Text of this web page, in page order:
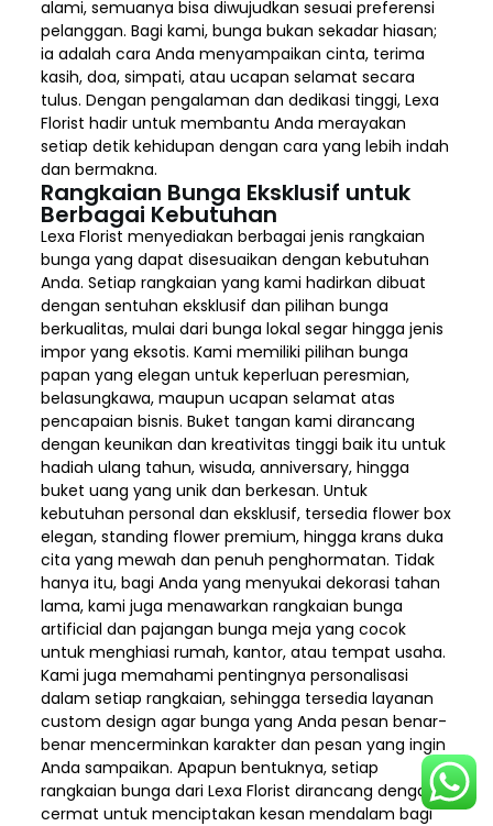
alami, semuanya bisa diwujudkan sesuai preferensi
pelanggan. Bagi kami, bunga bukan sekadar hiasan;
ia adalah cara Anda menyampaikan cinta, terima
kasih, doa, simpati, atau ucapan selamat secara
tulus. Dengan pengalaman dan dedikasi tinggi, Lexa
Florist hadir untuk membantu Anda merayakan
setiap detik kehidupan dengan cara yang lebih indah
dan bermakna.
Rangkaian Bunga Eksklusif untuk
Berbagai Kebutuhan
Lexa Florist menyediakan berbagai jenis rangkaian
bunga yang dapat disesuaikan dengan kebutuhan
Anda. Setiap rangkaian yang kami hadirkan dibuat
dengan sentuhan eksklusif dan pilihan bunga
berkualitas, mulai dari bunga lokal segar hingga jenis
impor yang eksotis. Kami memiliki pilihan bunga
papan yang elegan untuk keperluan peresmian,
belasungkawa, maupun ucapan selamat atas
pencapaian bisnis. Buket tangan kami dirancang
dengan keunikan dan kreativitas tinggi baik itu untuk
hadiah ulang tahun, wisuda, anniversary, hingga
buket uang yang unik dan berkesan. Untuk
kebutuhan personal dan eksklusif, tersedia flower box
elegan, standing flower premium, hingga krans duka
cita yang mewah dan penuh penghormatan. Tidak
hanya itu, bagi Anda yang menyukai dekorasi tahan
lama, kami juga menawarkan rangkaian bunga
artificial dan pajangan bunga meja yang cocok
untuk menghiasi rumah, kantor, atau tempat usaha.
Kami juga memahami pentingnya personalisasi
dalam setiap rangkaian, sehingga tersedia layanan
custom design agar bunga yang Anda pesan benar-
benar mencerminkan karakter dan pesan yang ingin
Anda sampaikan. Apapun bentuknya, setiap
rangkaian bunga dari Lexa Florist dirancang dengan
cermat untuk menciptakan kesan mendalam bagi